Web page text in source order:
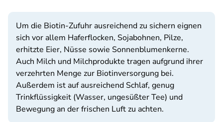
Um die Biotin-Zufuhr ausreichend zu sichern eignen
sich vor allem Haferflocken, Sojabohnen, Pilze,
erhitzte Eier, Nüsse sowie Sonnenblumenkerne.
Auch Milch und Milchprodukte tragen aufgrund ihrer
verzehrten Menge zur Biotinversorgung bei.
Außerdem ist auf ausreichend Schlaf, genug
Trinkflüssigkeit (Wasser, ungesüßter Tee) und
Bewegung an der frischen Luft zu achten.